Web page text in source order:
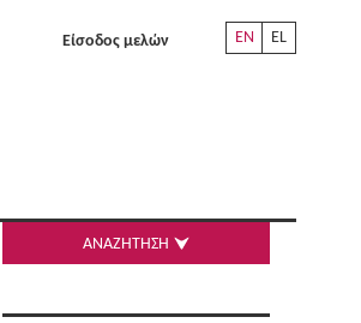
EN EL
Είσοδος μελών
ΑΝΑΖΗΤΗΣΗ